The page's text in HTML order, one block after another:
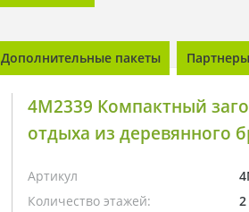
Дополнительные пакеты Партнеры
4M2339 Компактный
отдыха из деревянного
Артикул
Количество этажей:
2